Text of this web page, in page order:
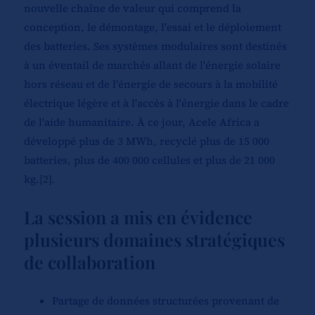
nouvelle chaîne de valeur qui comprend la
conception, le démontage, l'essai et le déploiement
des batteries. Ses systèmes modulaires sont destinés
à un éventail de marchés allant de l'énergie solaire
hors réseau et de l'énergie de secours à la mobilité
électrique légère et à l'accès à l'énergie dans le cadre
de l'aide humanitaire. À ce jour, Acele Africa a
développé plus de 3 MWh, recyclé plus de 15 000
batteries, plus de 400 000 cellules et plus de 21 000
kg.[2].
La session a mis en évidence
plusieurs domaines stratégiques
de collaboration
Partage de données structurées provenant de